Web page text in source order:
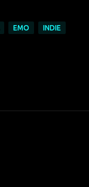
EMO INDIE